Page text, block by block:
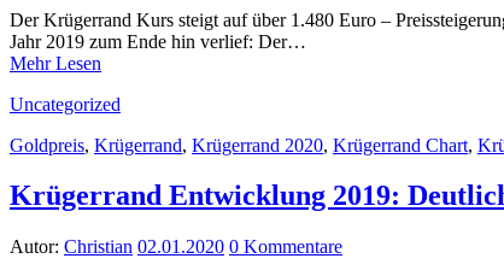
Der Krügerrand Kurs steigt auf über 1.480 Euro –
Jahr 2019 zum Ende hin verlief: Der…
Mehr Lesen
Uncategorized
Goldpreis, Krügerrand, Krügerrand 2020, Krügerrand Chart,
Krügerrand Entwicklung 2019:
Autor: Christian 02.01.2020 0 Kommentare